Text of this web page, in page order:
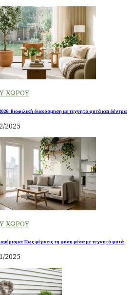
ΧΩΡΟΥ
Βιοφιλική διακόσμηση με τεχνητά φυτά και δέντρα
2025
ΧΩΡΟΥ
Πως φέρνεις τη φύση μέσα με τεχνητά φυτά
2025